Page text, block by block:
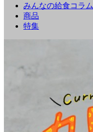
みんなの給食コラム
商品
特集